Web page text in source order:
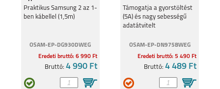
Praktikus Samsung 2 az 1-
ben kábellel (1,5m)
OSAM-EP-DG930DWEG
Eredeti bruttó: 6 990 Ft
Bruttó: 4 990 Ft
Támogatja a gyorstöltést
(5A) és nagy sebességű
adatátvitelt
OSAM-EP-DN975BWEG
Eredeti bruttó: 5 490 Ft
Bruttó:4 489 Ft